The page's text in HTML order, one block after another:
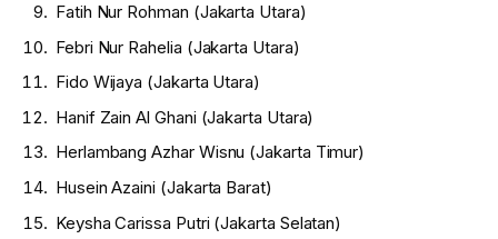
Fatih Nur Rohman (Jakarta Utara)
Febri Nur Rahelia (Jakarta Utara)
Fido Wijaya (Jakarta Utara)
Hanif Zain Al Ghani (Jakarta Utara)
Herlambang Azhar Wisnu (Jakarta Timur)
Husein Azaini (Jakarta Barat)
Keysha Carissa Putri (Jakarta Selatan)